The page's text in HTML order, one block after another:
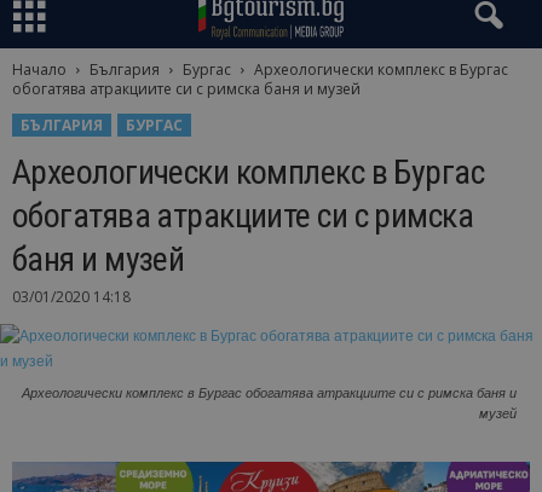
Начало България Бургас
Археологически комплекс в Бургас
обогатява атракциите си с римска баня и музей
БЪЛГАРИЯ
БУРГАС
Археологически комплекс в Бургас
обогатява атракциите си с римска
баня и музей
03/01/2020 14:18
Археологически комплекс в Бургас обогатява атракциите си с римска баня и
музей